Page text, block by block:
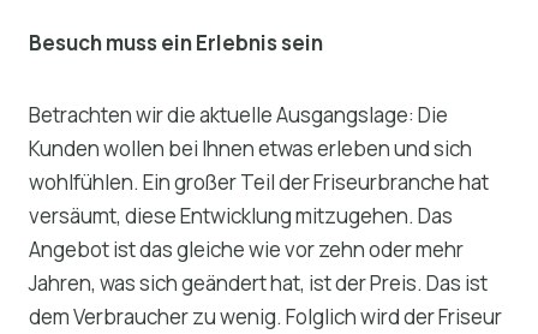
Besuch muss ein Erlebnis sein
Betrachten wir die aktuelle Ausgangslage: Die
Kunden wollen bei Ihnen etwas erleben und sich
wohlfühlen. Ein großer Teil der Friseurbranche hat
versäumt, diese Entwicklung mitzugehen. Das
Angebot ist das gleiche wie vor zehn oder mehr
Jahren, was sich geändert hat, ist der Preis. Das ist
dem Verbraucher zu wenig. Folglich wird der Friseur